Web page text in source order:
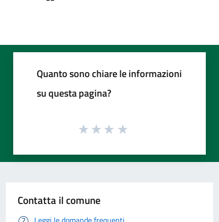
Quanto sono chiare le informazioni
su questa pagina?
Contatta il comune